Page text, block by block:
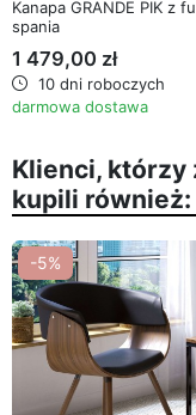
Kanapa GRANDE PIK z
spania
1 479,00 zł
10 dni roboczych
darmowa dostawa
Klienci, którzy
kupili również:
-5%